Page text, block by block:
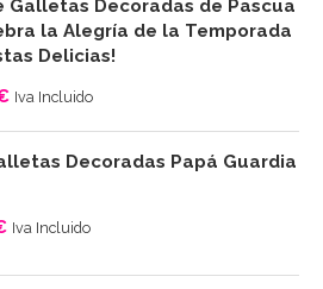
Galletas Decoradas de Pascua
la Alegría de la Temporada
Delicias!
Iva Incluido
Decoradas Papá Guardia
Iva Incluido